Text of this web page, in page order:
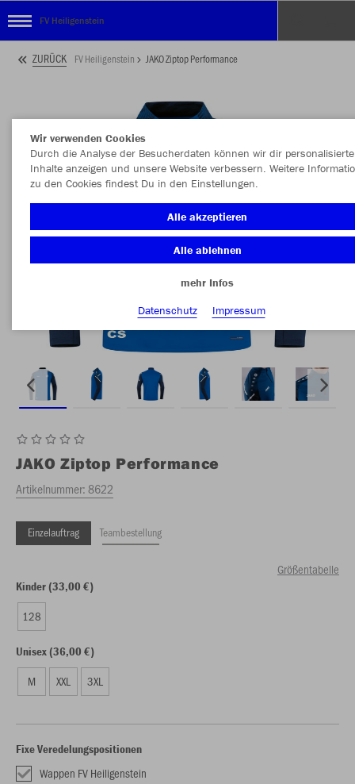
FV Heiligenstein
ZURÜCK FV Heiligenstein JAKO Ziptop Performance
JAKO Ziptop Performance
Artikelnummer:8622
Einzelauftrag Teambestellung
Größentabelle
Kinder (33,00 €)
128
Unisex (36,00 €)
M XXL 3XL
Fixe Veredelungspositionen
Wappen FV Heiligenstein
Wir verwenden Cookies
Durch die Analyse der Besucherdaten können wir dir personalisierte
Inhalte anzeigen und unsere Website verbessern. Weitere
zu den Cookies findest Du in den Einstellungen.
Alle akzeptieren
Alle ablehnen
mehr Infos
Datenschutz
Impressum